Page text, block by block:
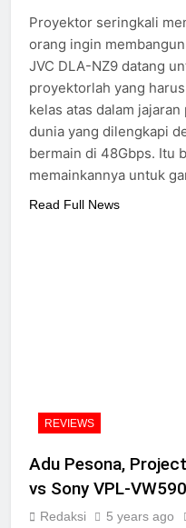
3
Proyektor seringkali
orang ingin
JVC DLA-NZ9 datang
proyektorlah yang
kelas atas dalam
dunia yang dilengkapi
bermain di 48Gbps. Itu
memainkannya untuk
Read Full News
REVIEWS
Adu Pesona,
vs Sony VPL-
Redaksi 5 years ago